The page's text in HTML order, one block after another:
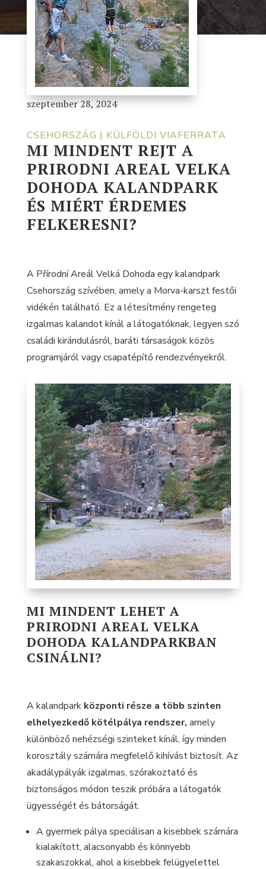
szeptember 28, 2024
CSEHORSZÁG | KÜLFÖLDI VIAFERRATA
MI MINDENT REJT A
PRIRODNI AREAL VELKA
DOHODA KALANDPARK
ÉS MIÉRT ÉRDEMES
FELKERESNI?
A Přírodní Areál Velká Dohoda egy kalandpark
Csehország szívében, amely a Morva-karszt festői
vidékén található. Ez a létesítmény rengeteg
izgalmas kalandot kínál a látogatóknak, legyen szó
családi kirándulásról, baráti társaságok közös
programjáról vagy csapatépítő rendezvényekről.
MI MINDENT LEHET A
PRIRODNI AREAL VELKA
DOHODA KALANDPARKBAN
CSINÁLNI?
A kalandpark központi része a több szinten
elhelyezkedő kötélpálya rendszer, amely
különböző nehézségi szinteket kínál, így minden
korosztály számára megfelelő kihívást biztosít. Az
akadálypályák izgalmas, szórakoztató és
biztonságos módon teszik próbára a látogatók
ügyességét és bátorságát.
A gyermek pálya speciálisan a kisebbek számára
kialakított, alacsonyabb és könnyebb
szakaszokkal, ahol a kisebbek felügyelettel